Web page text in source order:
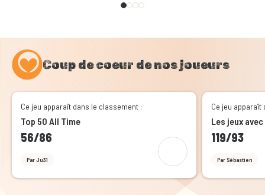
Coup de coeur de nos joueurs
Ce jeu apparaît dans le classement :
Top 50 All Time
56/86
Par Ju31
Ce jeu apparaît
Les jeux
119/93
Par Sébastien